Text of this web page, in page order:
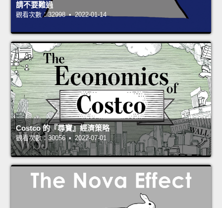
請不要難過
觀看次數：32998 • 2022-01-14
Costco 的『尋寶』經濟策略
觀看次數：30056 • 2022-07-01